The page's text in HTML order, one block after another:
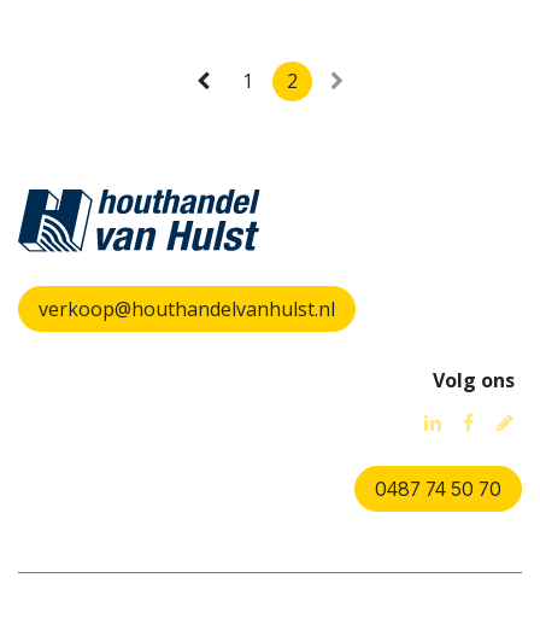
1 2
verkoop@houthandelvanhulst.nl
Volg ons
0487 74 50 70